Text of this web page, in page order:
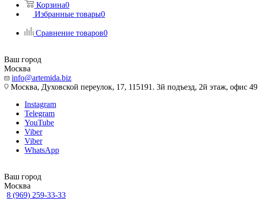
Корзина0
Избранные товары0
Сравнение товаров0
Ваш город
Москва
info@artemida.biz
Москва, Духовской переулок, 17, 115191. 3й подъезд, 2й этаж, офис 49
Instagram
Telegram
YouTube
Viber
Viber
WhatsApp
Ваш город
Москва
8 (969) 259-33-33